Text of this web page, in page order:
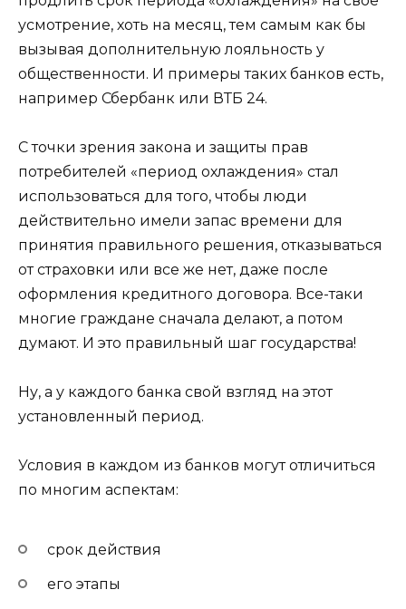
усмотрение, хоть на месяц, тем самым как бы
вызывая дополнительную лояльность у
общественности. И примеры таких банков есть,
например Сбербанк или ВТБ 24.
С точки зрения закона и защиты прав
потребителей «период охлаждения» стал
использоваться для того, чтобы люди
действительно имели запас времени для
принятия правильного решения, отказываться
от страховки или все же нет, даже после
оформления кредитного договора. Все-таки
многие граждане сначала делают, а потом
думают. И это правильный шаг государства!
Ну, а у каждого банка свой взгляд на этот
установленный период.
Условия в каждом из банков могут отличиться
по многим аспектам:
срок действия
его этапы